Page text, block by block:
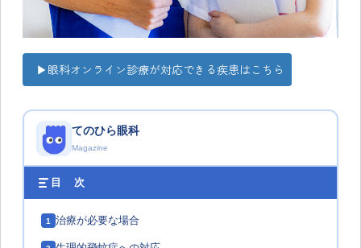
▶眼科オンライン診療が対応できる疾患はこちら
てのひら眼科
Magazine
目 次
1 治療が必要な場合